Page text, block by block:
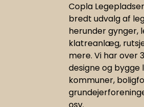
Copla
bredt udvalg af
herunder gynger,
klatreanlæg,
mere. Vi harover
designe og
kommuner,